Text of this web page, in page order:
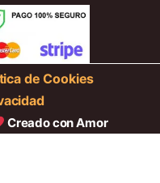
de Cookies
Creado con Amor